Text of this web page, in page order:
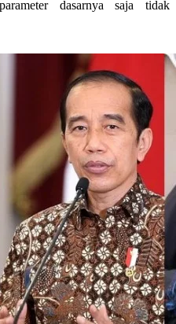
dasarnya saja tidak